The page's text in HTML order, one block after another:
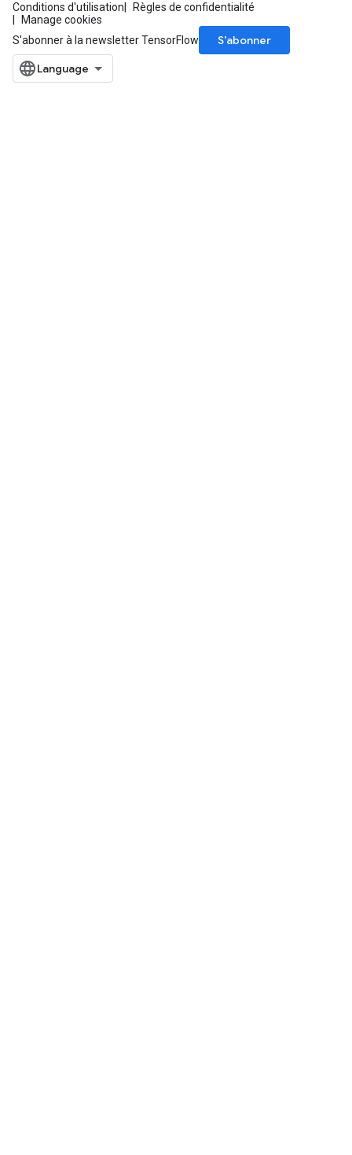
Conditions d'utilisation
Règles de confidentialité
Manage cookies
S'abonner à la newsletter TensorFlow
S’abonner